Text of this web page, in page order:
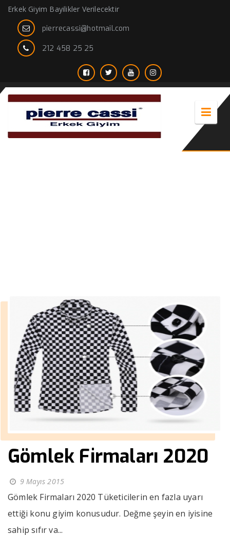
Erkek Giyim Bayilikler Verilecektir
pierrecassi@hotmail.com
212 458 25 25
Gömlek Firmaları 2020
9 Mayıs 2015
Gömlek Firmaları 2020 Tüketicilerin en fazla uyarı
ettiği konu giyim konusudur. Değme şeyin en iyisine
sahip sıfır va...